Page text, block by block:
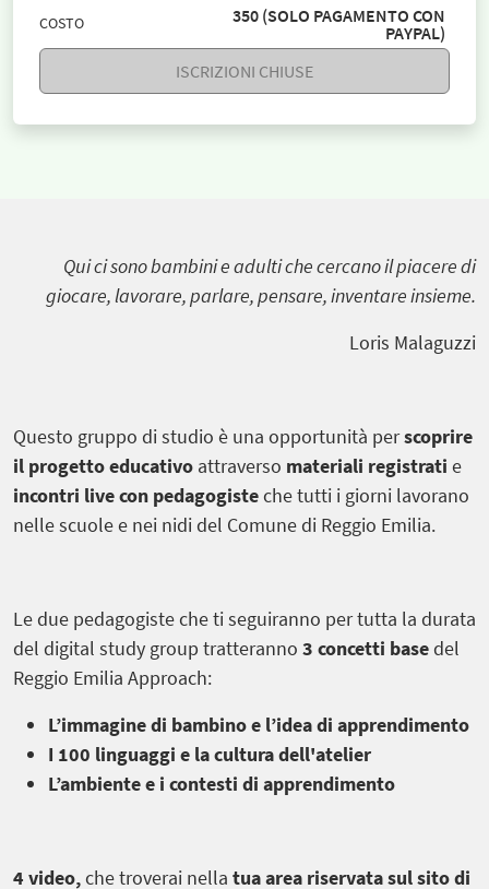
COSTO
350 (SOLO PAGAMENTO CON
PAYPAL)
ISCRIZIONI CHIUSE
Qui ci sono bambini e adulti che cercano il piacere di
giocare, lavorare, parlare, pensare, inventare insieme.
Loris Malaguzzi
Questo gruppo di studio è una opportunità perscoprire
il progetto educativo attraverso materiali registrati e
incontri live con pedagogisteche tutti i giorni lavorano
nelle scuole e nei nidi del Comune di Reggio Emilia.
Le due pedagogiste che ti seguiranno per tutta la durata
del digital study group tratteranno 3 concetti basedel
Reggio Emilia Approach:
L’immagine di bambino e l’idea di apprendimento
I 100 linguaggi e la cultura dell'atelier
L’ambiente e i contesti di apprendimento
4 video,che troverai nella tua area riservata sul sito di